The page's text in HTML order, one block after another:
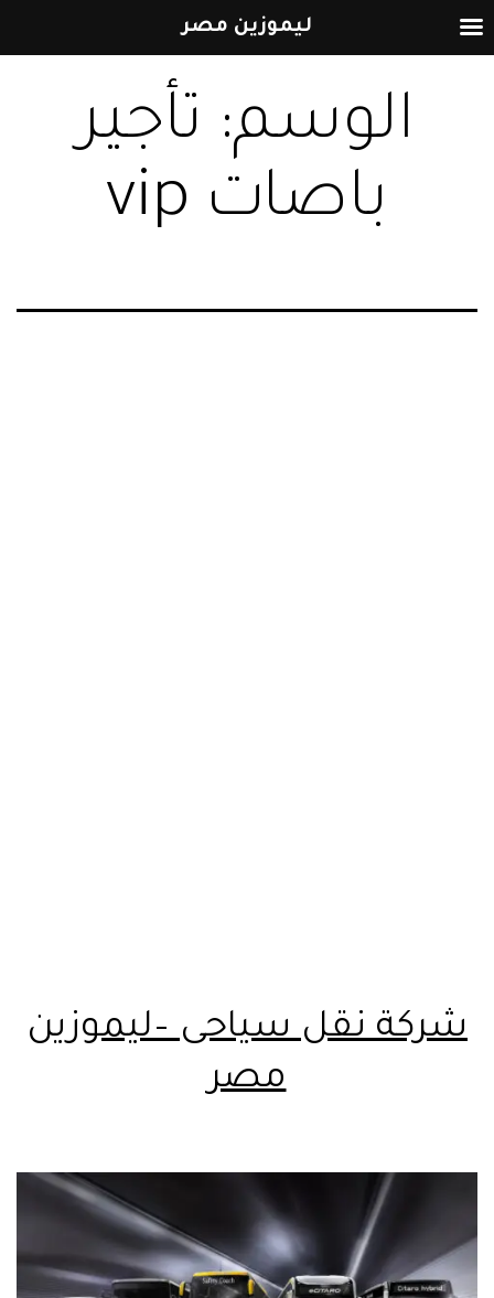
إلى
المحتوىالوسم: تأجير
باصات vip
شركة نقل سياحى –ليموزين
مصر
ليموزين مصر